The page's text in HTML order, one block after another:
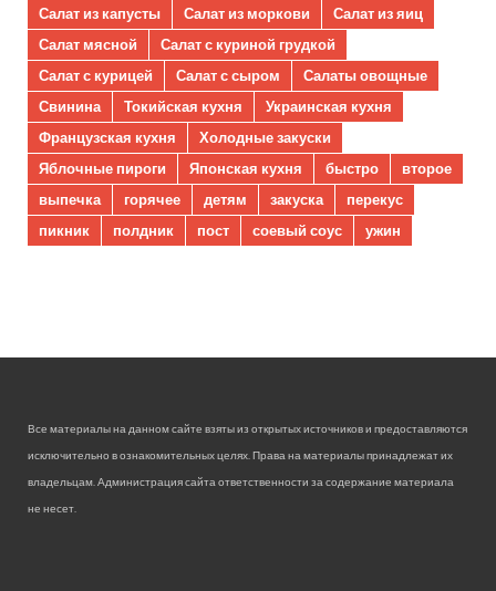
Салат из капусты
Салат из моркови
Салат из яиц
Салат мясной
Салат с куриной грудкой
Салат с курицей
Салат с сыром
Салаты овощные
Свинина
Токийская кухня
Украинская кухня
Французская кухня
Холодные закуски
Яблочные пироги
Японская кухня быстро
второе
выпечка
горячее детям закуска
перекус
пикник
полдник пост соевый соус ужин
Все материалы на данном сайте взяты из открытых источников и предоставляются
исключительно в ознакомительных целях. Права на материалы принадлежат их
владельцам. Администрация сайта ответственности за содержание материала
не несет.